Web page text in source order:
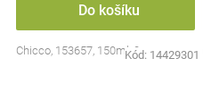
Do košíku
Chicco, 153657, 150ml, 0m+
Kód: 14429301